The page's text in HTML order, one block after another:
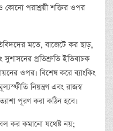
কোনো পরাশ্রয়ী শক্তির ওপর
মতে, বাজেটে কর ছাড়,
প্রতিশ্রুতি ইতিবাচক
ওপর। বিশেষ করে ব্যাংকিং
নিয়ন্ত্রণ এবং রাজস্ব
পূরণ করা কঠিন হবে।
কর কমানো যথেষ্ট নয়;